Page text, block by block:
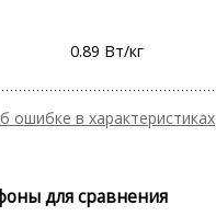
0.89 Вт/кг
ошибке в характеристиках
для сравнения